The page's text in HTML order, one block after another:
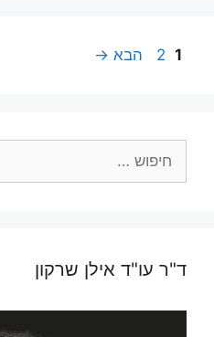
עמוד
1 עמוד
2 הבא →
ד"ר עו"ד אילן שרקון